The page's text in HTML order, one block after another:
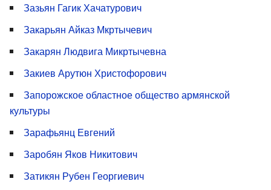
Зазьян Гагик Хачатурович
Закарьян Айказ Мкртычевич
Закарян Людвига Микртычевна
Закиев Арутюн Христофорович
Запорожское областное общество армянской
культуры
Зарафьянц Евгений
Заробян Яков Никитович
Затикян Рубен Георгиевич